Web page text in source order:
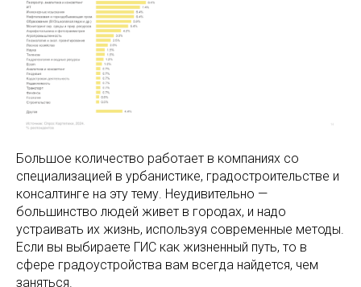
Большое количество работает в компаниях со
специализацией в урбанистике, градостроительстве и
консалтинге на эту тему. Неудивительно —
большинство людей живет в городах, и надо
устраивать их жизнь, используя современные методы.
Если вы выбираете ГИС как жизненный путь, то в
сфере градоустройства вам всегда найдется, чем
заняться.